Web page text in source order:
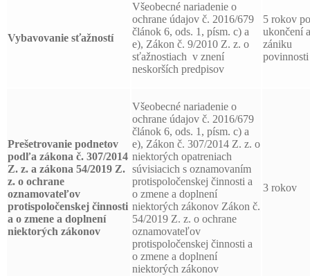
Vybavovanie sťažností
Všeobecné nariadenie o
ochrane údajov č. 2016/679
článok 6, ods. 1, písm. c) a
e), Zákon č. 9/2010 Z. z. o
sťažnostiach v znení
neskorších predpisov
5 rokov po
ukončení
zániku
povinnosti
Prešetrovanie podnetov
podľa zákona č. 307/2014
Z. z. a zákona 54/2019 Z.
z. o ochrane
oznamovateľov
protispoločenskej činnosti
a o zmene a doplnení
niektorých zákonov
Všeobecné nariadenie o
ochrane údajov č. 2016/679
článok 6, ods. 1, písm. c) a
e), Zákon č. 307/2014 Z. z. o
niektorých opatreniach
súvisiacich s oznamovaním
protispoločenskej činnosti a
o zmene a doplnení
niektorých zákonov Zákon č.
54/2019 Z. z. o ochrane
oznamovateľov
protispoločenskej činnosti a
o zmene a doplnení
niektorých zákonov
3 rokov